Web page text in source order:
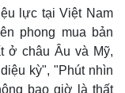
lực tại Việt Nam
phong mua bản
ở châu Âu và Mỹ,
kỳ", "Phút nhìn
bao giờ là thất